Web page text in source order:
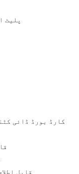
پلیٹ اور
قابل